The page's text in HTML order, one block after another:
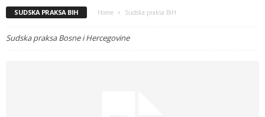
SUDSKA PRAKSA BIH Home Sudska praksa BiH
Sudska praksa Bosne i Hercegovine